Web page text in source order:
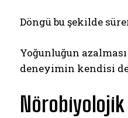
Gizlilik
Döngü bu şekilde
Yoğunluğun
deneyimin kendisi
Nörobiyolojik